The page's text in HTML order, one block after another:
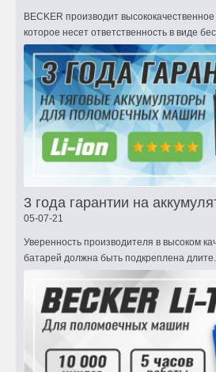
BECKER производит
которое несет ответственность в виде
3 года гарантии на
05-07-21
Уверенность производителя в высоком
батарей должна быть подкреплена длите...